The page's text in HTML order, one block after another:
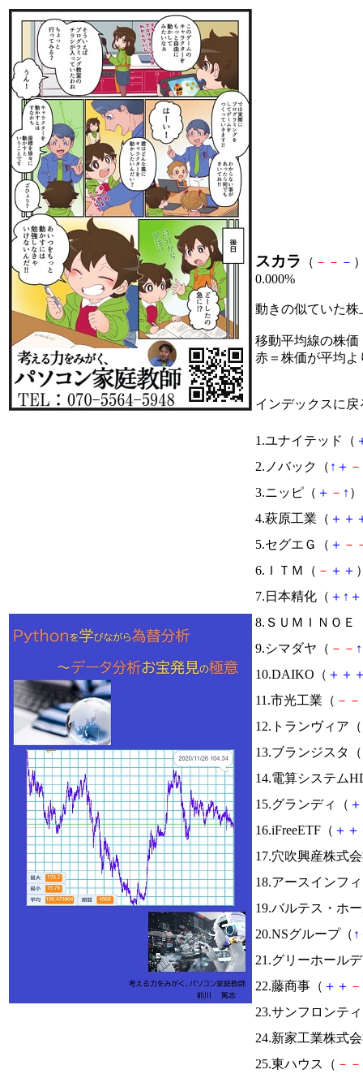
スカラ （ － － －
0.000%
動きの似ていた
移動平均線の株価
赤＝株価が平均
インデックスに戻
1.ユナイテッド（
2.ノバック（ ↑ ＋ －
3.ニッピ（ ＋ － ↑
4.萩原工業（ ＋ ＋
5.セグエＧ（ ＋ －
6.ＩＴＭ（ － ＋ ＋
7.日本精化（ ＋ ↑ ＋
8.ＳＵＭＩＮＯＥ
9.シマダヤ（ － － ↑
10.DAIKO（ ＋ ＋
11.市光工業（ － －
12.トランヴィア（
13.ブランジスタ（
14.電算システム
15.グランディ（ ＋
16.iFreeETF（ ＋ ＋
17.穴吹興産株式
18.アースインフ
19.バルテス・ホ
20.NSグループ（ ↑
21.グリーホール
22.藤商事（ ＋ ＋ －
23.サンフロンテ
24.新家工業株式
25.東ハウス（ － －